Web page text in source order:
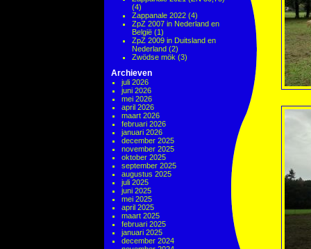
(4)
Zappanale 2022 (4)
ZpZ 2007 in Nederland en
België (1)
ZpZ 2009 in Duitsland en
Nederland (2)
Zwödse mök (3)
Archieven
juli 2026
juni 2026
mei 2026
april 2026
maart 2026
februari 2026
januari 2026
december 2025
november 2025
oktober 2025
september 2025
augustus 2025
juli 2025
juni 2025
mei 2025
april 2025
maart 2025
februari 2025
januari 2025
december 2024